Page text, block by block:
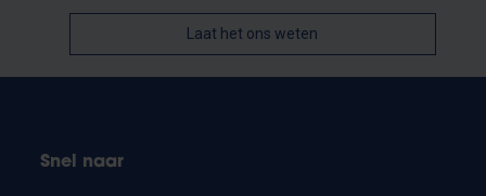
Laat het ons weten
Snel naar